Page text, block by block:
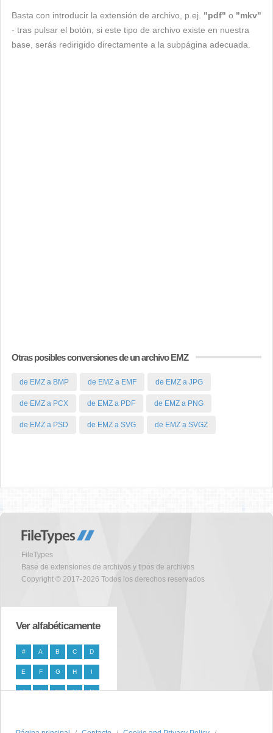
Basta con introducir la extensión de archivo, p.ej. "pdf" o "mkv"
- tras pulsar el botón, si este tipo de archivo existe en nuestra
base, serás redirigido directamente a la subpágina adecuada.
Otras posibles conversiones de un archivo EMZ
de EMZ a BMP de EMZ a EMF de EMZ a JPG
de EMZ a PCX de EMZ a PDF de EMZ a PNG
de EMZ a PSD de EMZ a SVG de EMZ a SVGZ
FileTypes
Base de extensiones de archivos y tipos de archivos
Copyright © 2017-2026 Todos los derechos reservados
Ver alfabéticamente
# A B C D
E F G H I
J K L M N